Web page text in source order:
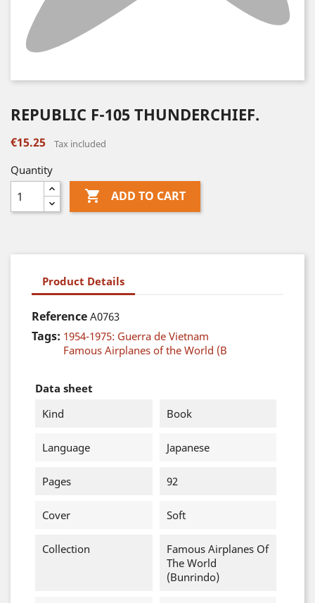
REPUBLIC F-105 THUNDERCHIEF.
€15.25 Tax included
Quantity
 ADD TO CART
Product Details
Reference A0763
Tags: 1954-1975: Guerra de Vietnam
Famous Airplanes of the World (B
Data sheet
Kind
Book
Language Japanese
Pages 92
Cover Soft
Collection
Famous Airplanes Of
The World
(Bunrindo)